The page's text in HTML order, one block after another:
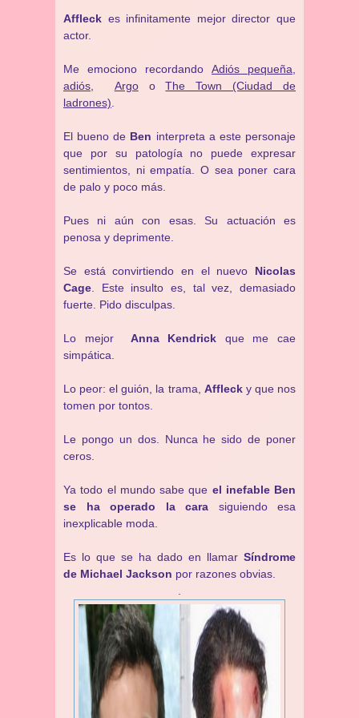
Affleck es infinitamente mejor director que
actor.
Me emociono recordando Adiós pequeña,
adiós
ArgooThe Town (Ciudad de
ladrones)
El bueno de Ben interpreta a este personaje
que por su patología no puede expresar
sentimientos, ni empatía. O sea poner cara
de palo y poco más.
Pues ni aún con esas. Su actuación es
penosa y deprimente.
Se está convirtiendo en el nuevo Nicolas
Cage . Este insulto es, tal vez, demasiado
fuerte. Pido disculpas.
Lo mejor Anna Kendrick que me cae
simpática.
Lo peor: el guión, la trama, Afflecky que nos
tomen por tontos.
Le pongo un dos. Nunca he sido de poner
ceros.
Ya todo el mundo sabe que el inefable Ben
se ha operado la cara siguiendo esa
inexplicable moda.
Es lo que se ha dado en llamar Síndrome
de Michael Jackson por razones obvias.